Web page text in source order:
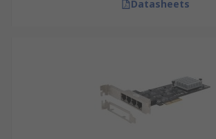
Datasheets